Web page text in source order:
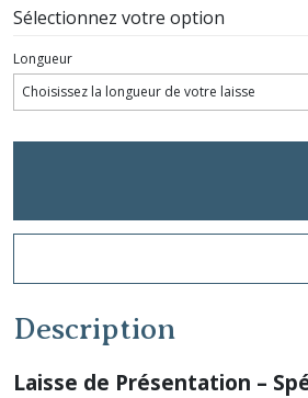
Sélectionnez votre option
Longueur
Description
Laisse de Présentation –